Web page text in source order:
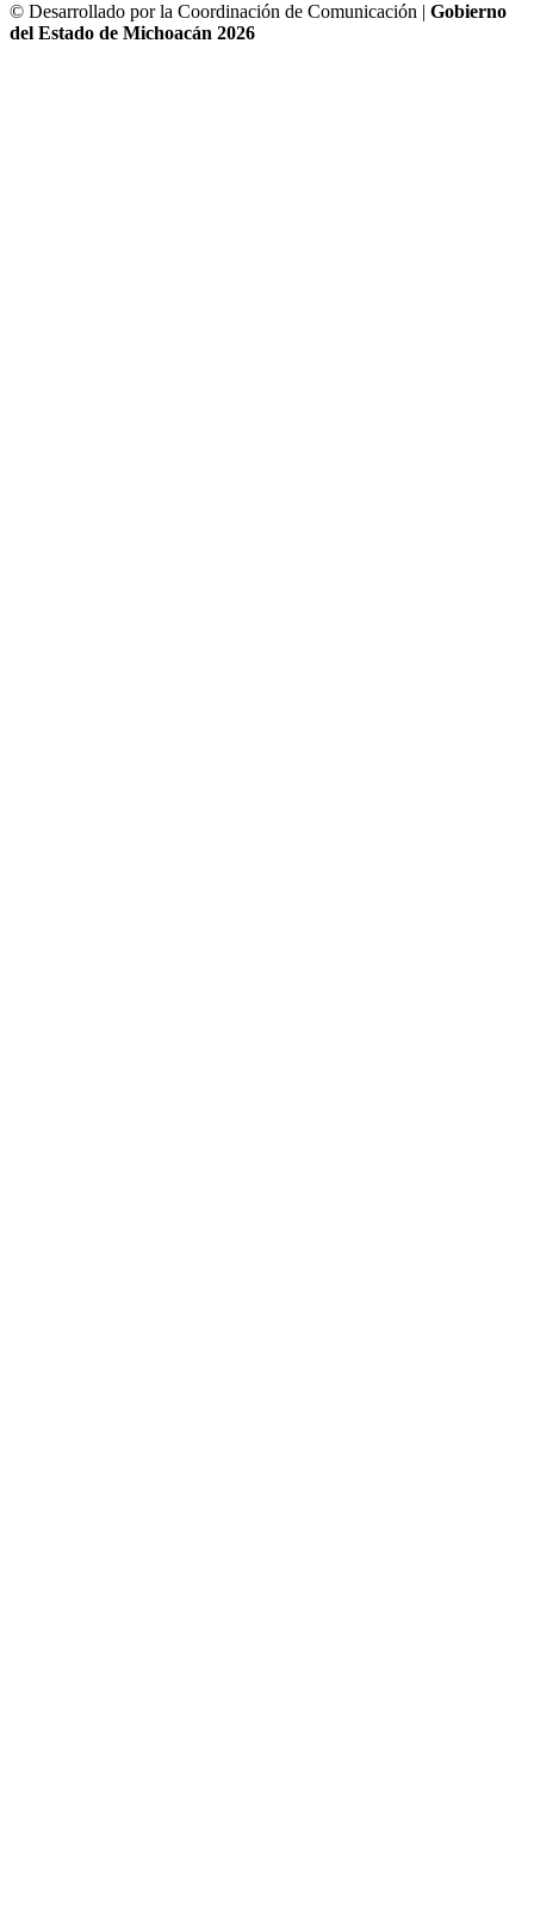
© Desarrollado por la Coordinación de Comunicación | Gobierno
del Estado de Michoacán 2026